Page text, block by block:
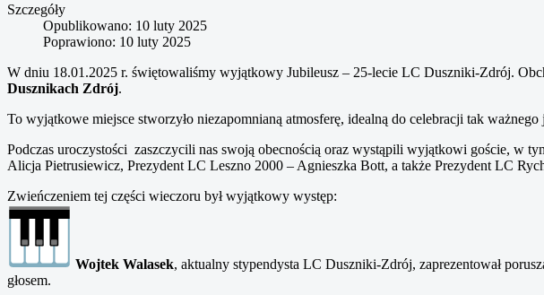
Szczegóły
Opublikowano: 10 luty 2025
Poprawiono: 10 luty 2025
W dniu 18.01.2025 r. świętowaliśmy wyjątkowy Jubileusz – 25-lecie LC Duszniki-Zdrój.
Dusznikach Zdrój.
To wyjątkowe miejsce stworzyło niezapomnianą atmosferę, idealną do celebracji tak ważnego
Podczas uroczystości zaszczycili nas swoją obecnością oraz wystąpili wyjątkowi goście, w
Alicja Pietrusiewicz, Prezydent LC Leszno 2000 – Agnieszka Bott, a także Prezydent LC
Zwieńczeniem tej części wieczoru był wyjątkowy występ:
Wojtek Walasek, aktualny stypendysta LC Duszniki-Zdrój, zaprezentował
głosem.